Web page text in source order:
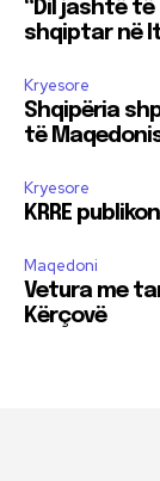
“Dil jashtë të
shqiptar në
Kryesore
Shqipëria
të
Kryesore
KRRE
Maqedoni
Vetura me
Kërçovë